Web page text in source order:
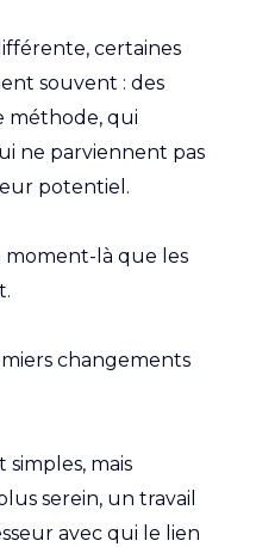
certaines
souvent : des
méthode, qui
ne parviennent pas
potentiel.
moment-là que les
changements
simples, mais
serein, un travail
avec qui le lien